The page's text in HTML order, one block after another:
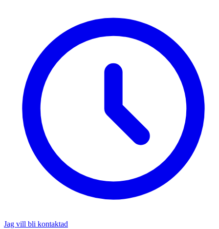
Jag vill bli kontaktad